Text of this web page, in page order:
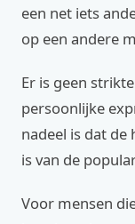
een net iets
op een andere
Er is geen
persoonlijke
nadeel is dat
is van de
Voor mensen